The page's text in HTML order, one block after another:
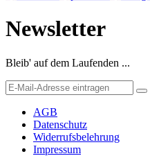
Newsletter
Bleib' auf dem Laufenden ...
AGB
Datenschutz
Widerrufsbelehrung
Impressum